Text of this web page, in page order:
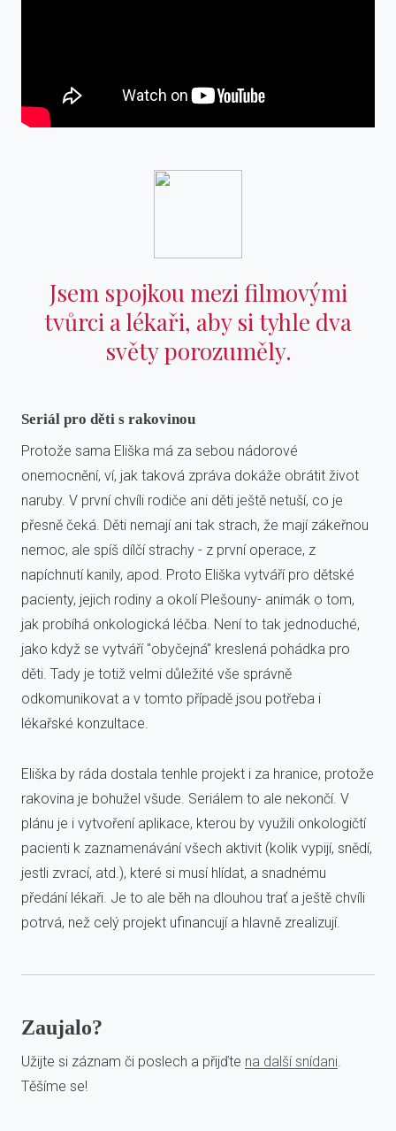
Jsem spojkou mezi filmovými
tvůrci a lékaři, aby si tyhle dva
světy porozuměly.
Seriál pro děti s rakovinou
Protože sama Eliška má za sebou nádorové
onemocnění, ví, jak taková zpráva dokáže obrátit život
naruby. V první chvíli rodiče ani děti ještě netuší, co je
přesně čeká. Děti nemají ani tak strach, že mají zákeřnou
nemoc, ale spíš dílčí strachy - z první operace, z
napíchnutí kanily, apod. Proto Eliška vytváří pro dětské
pacienty, jejich rodiny a okolí Plešouny- animák o tom,
jak probíhá onkologická léčba. Není to tak jednoduché,
jako když se vytváří "obyčejná" kreslená pohádka pro
děti. Tady je totiž velmi důležité vše správně
odkomunikovat a v tomto případě jsou potřeba i
lékařské konzultace.
Eliška by ráda dostala tenhle projekt i za hranice, protože
rakovina je bohužel všude. Seriálem to ale nekončí. V
plánu je i vytvoření aplikace, kterou by využili onkologičtí
pacienti k zaznamenávání všech aktivit (kolik vypijí, snědí,
jestli zvrací, atd.), které si musí hlídat, a snadnému
předání lékaři. Je to ale běh na dlouhou trať a ještě chvíli
potrvá, než celý projekt ufinancují a hlavně zrealizují.
Zaujalo?
Užijte si záznam či poslech a přijďte na další snídani
Těšíme se!